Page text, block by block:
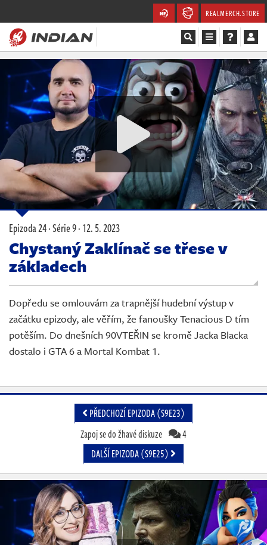
REALMERCH.STORE
Magazín
Recenze
Videa
Soutěže
Databáze
Komunita
Redakce
Živě
Epizoda 24 · Série 9 ·12. 5. 2023
Chystaný Zaklínač se třese v
základech
Dopředu se omlouvám za trapnější hudební výstup v
začátku epizody, ale věřím, že fanoušky Tenacious D tím
potěším. Do dnešních 90VTEŘIN se kromě Jacka Blacka
dostalo i GTA 6 a Mortal Kombat 1.
PŘEDCHOZÍ EPIZODA (S9E23)
Zapoj se do žhavé diskuze
4
DALŠÍ EPIZODA (S9E25)